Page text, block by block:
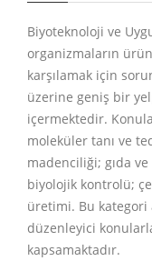
Biyoteknoloji ve
organizmaların
karşılamak için
üzerine geniş bir
içermektedir.
moleküler tanı ve
madenciliği; gıda
biyolojik kontrolü;
üretimi. Bu kategori
düzenleyici
kapsamaktadır.